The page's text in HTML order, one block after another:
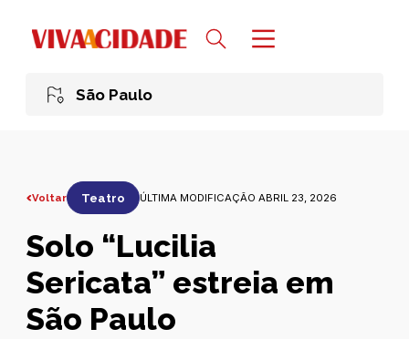
São Paulo
Voltar Teatro ÚLTIMA MODIFICAÇÃO ABRIL 23, 2026
Solo “Lucilia
Sericata” estreia em
São Paulo